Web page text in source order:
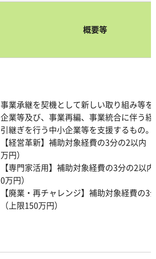
概要等
事業承継を契機として新しい取り組み等
企業等及び、事業再編、事業統合に伴う
引継ぎを行う中小企業等を支援するもの。
【経営革新】補助対象経費の3分の2以内
万円）
【専門家活用】補助対象経費の3分の2以
0万円）
【廃業・再チャレンジ】補助対象経費の3
（上限150万円）